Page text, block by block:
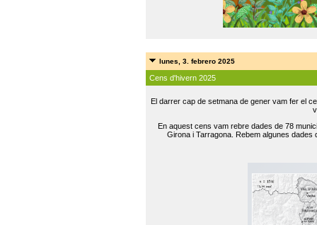
lunes, 3. febrero 2025
Cens d'hivern 2025
El darrer cap de setmana de gener vam fer el
En aquest cens vam rebre dades de 78
Girona i Tarragona. Rebem algunes